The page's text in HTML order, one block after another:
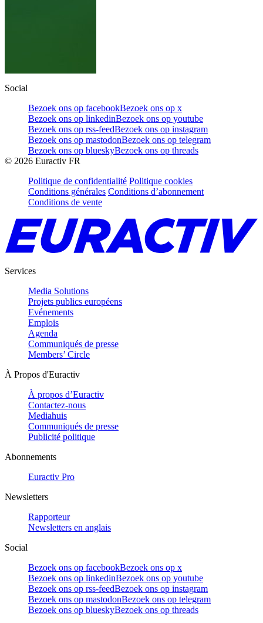
Social
Bezoek ons op facebookBezoek ons op x
Bezoek ons op linkedinBezoek ons op youtube
Bezoek ons op rss-feedBezoek ons op instagram
Bezoek ons op mastodonBezoek ons op telegram
Bezoek ons op blueskyBezoek ons op threads
© 2026 Euractiv FR
Politique de confidentialité Politique cookies
Conditions générales Conditions d’abonnement
Conditions de vente
Services
Media Solutions
Projets publics européens
Evénements
Emplois
Agenda
Communiqués de presse
Members’ Circle
À Propos d'Euractiv
À propos d’Euractiv
Contactez-nous
Mediahuis
Communiqués de presse
Publicité politique
Abonnements
Euractiv Pro
Newsletters
Rapporteur
Newsletters en anglais
Social
Bezoek ons op facebookBezoek ons op x
Bezoek ons op linkedinBezoek ons op youtube
Bezoek ons op rss-feedBezoek ons op instagram
Bezoek ons op mastodonBezoek ons op telegram
Bezoek ons op blueskyBezoek ons op threads